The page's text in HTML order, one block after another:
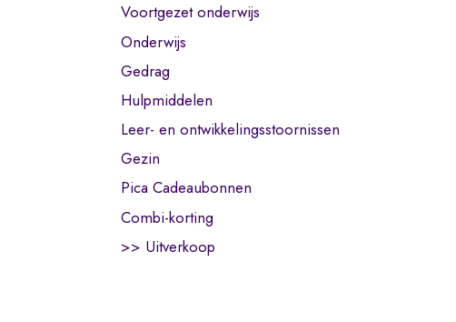
Voortgezet onderwijs
Onderwijs
Gedrag
Hulpmiddelen
Leer- en ontwikkelingsstoornissen
Gezin
Pica Cadeaubonnen
Combi-korting
>> Uitverkoop